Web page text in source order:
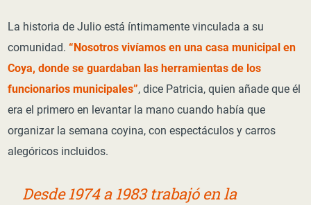
La historia de Julio está íntimamente vinculada a su
comunidad.“Nosotros vivíamos en una casa municipal en
Coya, donde se guardaban las herramientas de los
funcionarios municipales”, dice Patricia, quien añade que él
era el primero en levantar la mano cuando había que
organizar la semana coyina, con espectáculos y carros
alegóricos incluidos.
Desde 1974 a 1983 trabajó en la